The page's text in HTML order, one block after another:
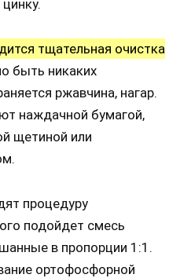
тщательная очистка
быть никаких
ржавчина, нагар.
наждачной бумагой,
щетиной или
процедуру
подойдет смесь
в пропорции 1:1.
ортофосфорной